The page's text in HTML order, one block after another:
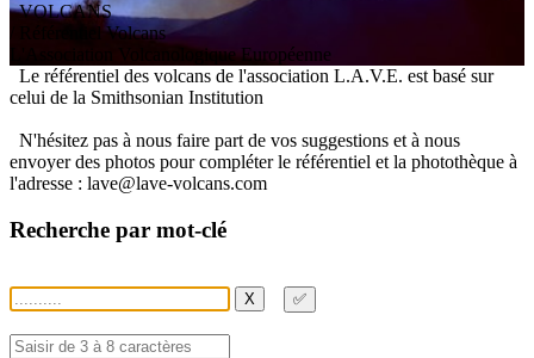
VOLCANS
/ Référentiel Volcans
ssociation V olcanologiqueEuropéenne
Le référentiel des volcans de l'association L.A.V.E. est basé sur
celui de la Smithsonian Institution
N'hésitez pas à nous faire part de vos suggestions et à nous
envoyer des photos pour compléter le référentiel et la photothèque à
l'adresse : lave@lave-volcans.com
Recherche par mot-clé
X ✅